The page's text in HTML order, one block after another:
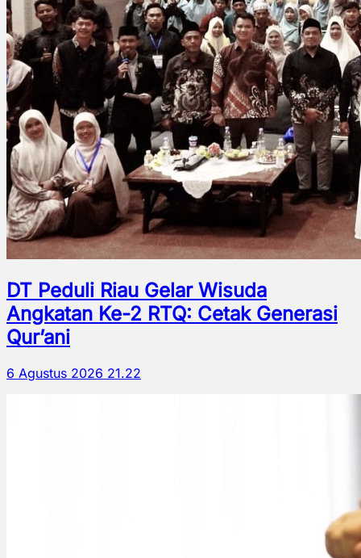
DT Peduli Riau Gelar Wisuda
Angkatan Ke-2 RTQ: Cetak Generasi
Qur’ani
6 Agustus 2026 21.22